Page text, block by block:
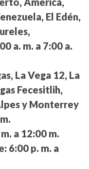
El Edén,
a. m. a 7:00 a.
La Vega 12, La
Fecesitlih,
y Monterrey
a 12:00 m.
6:00 p. m. a